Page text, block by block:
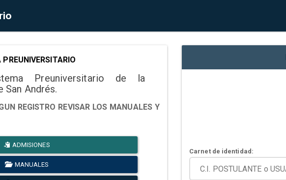
PREUNIVERSITARIO
Preuniversitario de la
San Andrés.
REGISTRO REVISAR LOS MANUALES Y
ADMISIONES
MANUALES
Carnet de identidad: